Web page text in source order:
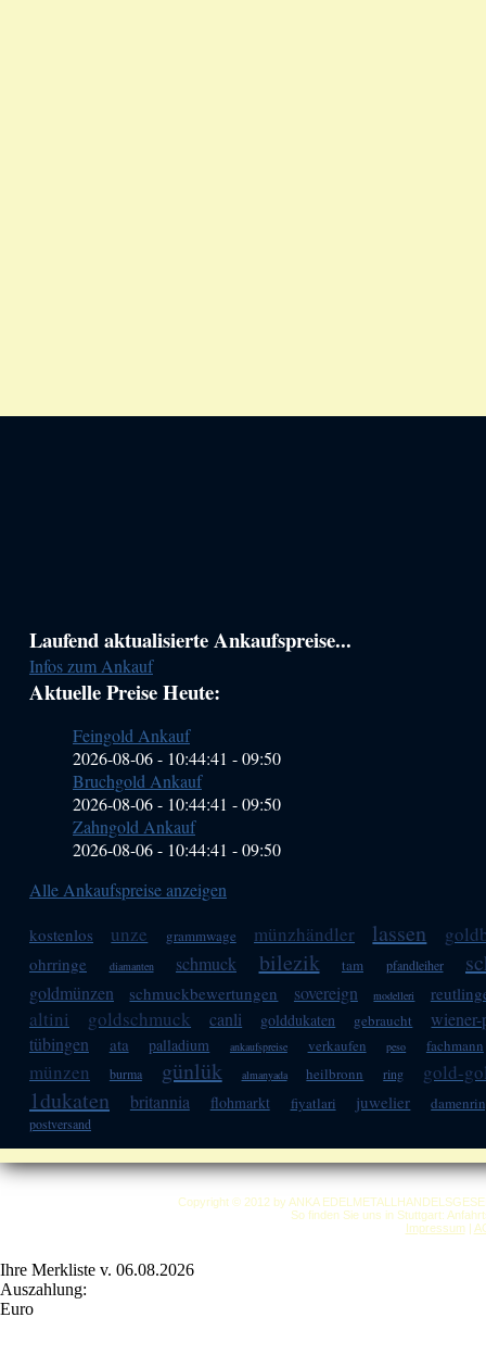
Haupt-
Sidebar
(Primary)
Laufend aktualisierte Ankaufspreise...
Infos zum Ankauf
Aktuelle Preise Heute:
Feingold Ankauf
2026-08-06 - 10:44:41 -09:50
Bruchgold Ankauf
2026-08-06 - 10:44:41 -09:50
Zahngold Ankauf
2026-08-06 - 10:44:41 -09:50
Alle Ankaufspreise anzeigen
kostenlos unze grammwage münzhändler lassen
ohrringe diamanten schmuck bilezik tam pfandleiher
goldmünzen schmuckbewertungen sovereign modelleri
altini goldschmuck canli golddukaten gebraucht
tübingen
ata palladium ankaufspreise verkaufen peso fachmann
münzen burma günlük almanyada heilbronn ring gold-
1dukaten britannia flohmarkt fiyatlari juwelier
postversand
Copyright © 2012 by ANKA
So finden Sie uns in Stuttgart:
Impressum|
Ihre Merkliste v. 06.08.2026
Auszahlung:
Euro